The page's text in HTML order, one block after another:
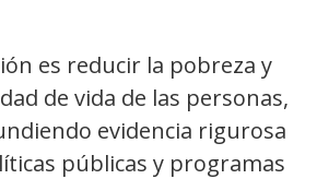
es reducir la pobreza y
de vida de las personas,
evidencia rigurosa
públicas y programas